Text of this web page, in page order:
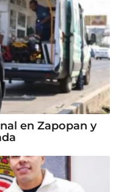
en Zapopan y